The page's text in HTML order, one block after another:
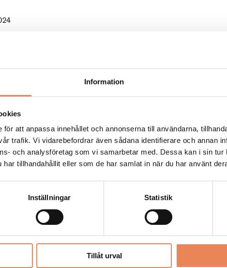
Information
för att anpassa innehållet och annonserna till användarna,
trafik. Vi vidarebefordrar även sådana identifierare och annan
och analysföretag som vi samarbetar med. Dessa kan i sin tur
har tillhandahållit eller som de har samlat in när du har använt
Inställningar Statistik
Tillåt urval
Stockholm
under Eurovision
Zelmerlövs musik
får ny åkattraktion